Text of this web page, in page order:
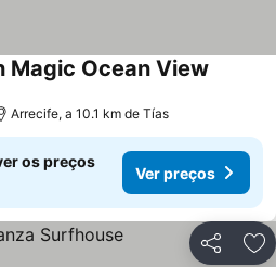
Magic Ocean View
Arrecife, a 10.1 km de Tías
os preços
Ver preços
Partilhar